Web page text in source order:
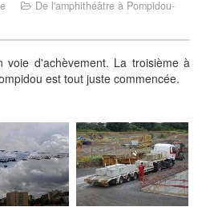
De l'amphithéâtre à Pompidou-
d'achèvement. La troisième à
est tout juste commencée.